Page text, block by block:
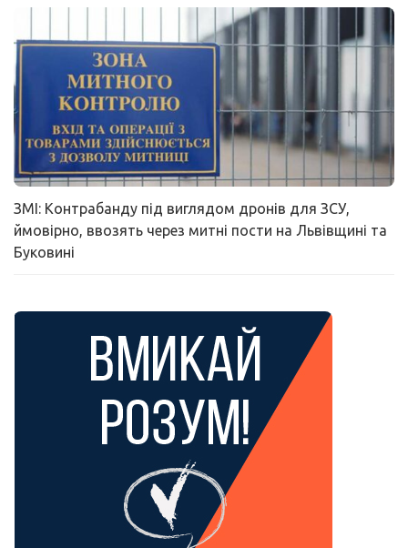
ЗМІ: Контрабанду під виглядом дронів для ЗСУ,
ймовірно, ввозять через митні пости на Львівщині та
Буковині